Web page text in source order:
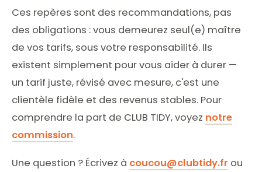
Ces repères sont des recommandations, pas
des obligations : vous demeurez seul(e) maître
de vos tarifs, sous votre responsabilité. Ils
existent simplement pour vous aider à durer —
un tarif juste, révisé avec mesure, c'est une
clientèle fidèle et des revenus stables. Pour
comprendre la part de CLUB TIDY, voyez notre
commission.
Une question ? Écrivez à coucou@clubtidy.fr ou